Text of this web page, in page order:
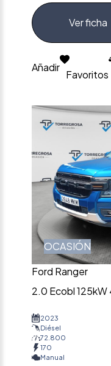
Ver ficha
Añadir
Favoritos
OCASIÓN
Ford Ranger
2.0 Ecobl
2023
Diésel
72.800
170
Manual